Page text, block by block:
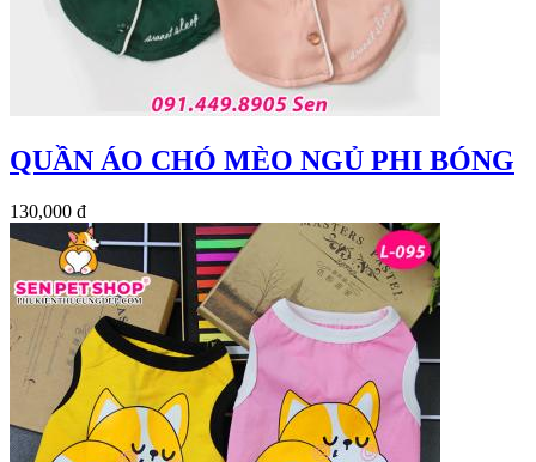
QUẦN ÁO CHÓ MÈO NGỦ PHI BÓNG
130,000 đ